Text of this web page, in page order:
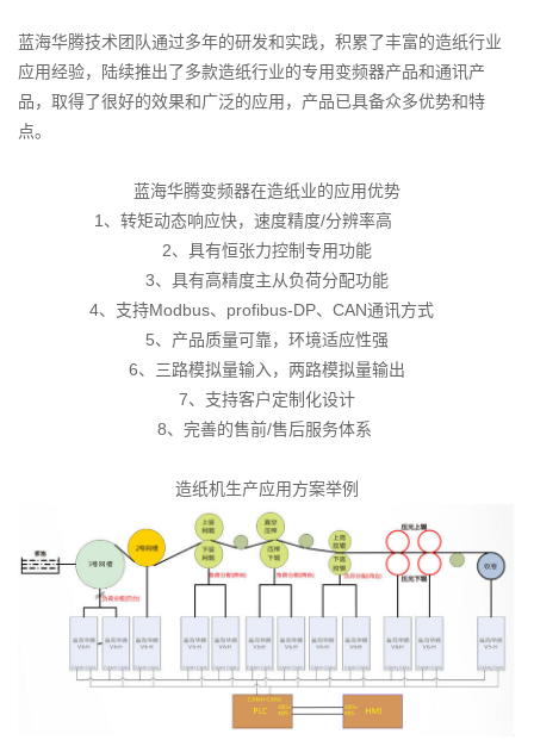
蓝海华腾技术团队通过多年的研发和实践，积累了丰富的造纸行业
应用经验，陆续推出了多款造纸行业的专用变频器产品和通讯产
品，取得了很好的效果和广泛的应用，产品已具备众多优势和特
点。
蓝海华腾变频器在造纸业的应用优势
1、转矩动态响应快，速度精度/分辨率高
2、具有恒张力控制专用功能
3、具有高精度主从负荷分配功能
4、支持Modbus、profibus-DP、CAN通讯方式
5、产品质量可靠，环境适应性强
6、三路模拟量输入，两路模拟量输出
7、支持客户定制化设计
8、完善的售前/售后服务体系
造纸机生产应用方案举例